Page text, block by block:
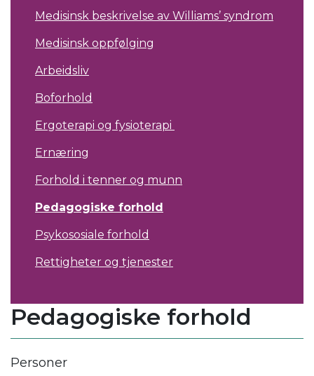
Medisinsk beskrivelse av Williams’ syndrom
Medisinsk oppfølging
Arbeidsliv
Boforhold
Ergoterapi og fysioterapi
Ernæring
Forhold i tenner og munn
Pedagogiske forhold
Psykososiale forhold
Rettigheter og tjenester
Pedagogiske forhold
Personer